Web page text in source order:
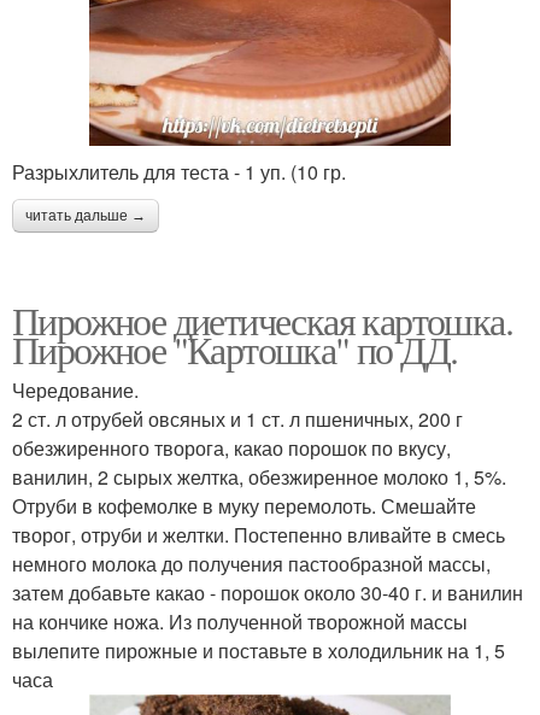
Разрыхлитель для теста - 1 уп. (10 гр.
читать дальше →
Пирожное диетическая картошка.
Пирожное "Картошка" по ДД.
Чередование.
2 ст. л отрубей овсяных и 1 ст. л пшеничных, 200 г
обезжиренного творога, какао порошок по вкусу,
ванилин, 2 сырых желтка, обезжиренное молоко 1, 5%.
Отруби в кофемолке в муку перемолоть. Смешайте
творог, отруби и желтки. Постепенно вливайте в смесь
немного молока до получения пастообразной массы,
затем добавьте какао - порошок около 30-40 г. и ванилин
на кончике ножа. Из полученной творожной массы
вылепите пирожные и поставьте в холодильник на 1, 5
часа